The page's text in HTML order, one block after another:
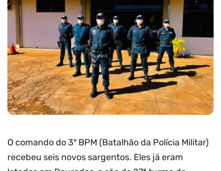
O comando do 3º BPM (Batalhão da Polícia Militar)
recebeu seis novos sargentos. Eles já eram